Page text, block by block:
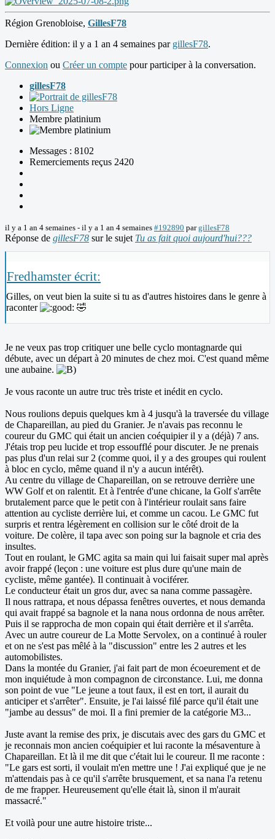
Région Grenobloise, GillesF78
Dernière édition: il y a 1 an 4 semaines par gillesF78.
Connexion ou Créer un compte pour participer à la conversation.
gillesF78
Hors Ligne
Membre platinium
Messages : 8102
Remerciements reçus 2420
il y a 1 an 4 semaines - il y a 1 an 4 semaines #192890 pargillesF78
Réponse de gillesF78 sur le sujet Tu as fait quoi aujourd'hui???
Fredhamster écrit:
Gilles, on veut bien la suite si tu as d'autres histoires dans le genre à
raconter
🤣️
Je ne veux pas trop critiquer une belle cyclo montagnarde qui
débute, avec un départ à 20 minutes de chez moi. C'est quand même
une aubaine.
Je vous raconte un autre truc très triste et inédit en cyclo.
Nous roulions depuis quelques km à 4 jusqu'à la traversée du village
de Chapareillan, au pied du Granier. Je n'avais pas reconnu le
coureur du GMC qui était un ancien coéquipier il y a (déjà) 7 ans.
J'étais trop peu lucide et trop essoufflé pour discuter. Je ne prenais
pas plus d'un relai sur 2 (comme quoi, il y a des groupes qui roulent
à bloc en cyclo, même quand il n'y a aucun intérêt).
Au centre du village de Chapareillan, on se retrouve derrière une
WW Golf et on ralentit. Et à l'entrée d'une chicane, la Golf s'arrête
brutalement parce que le petit con à l'intérieur roulait sans faire
attention au cycliste derrière lui, et comme un cacou. Le GMC fut
surpris et rentra légèrement en collision sur le côté droit de la
voiture. De colère, il tapa avec son poing sur la bagnole et cria des
insultes.
Tout en roulant, le GMC agita sa main qui lui faisait super mal après
avoir frappé (leçon : une voiture est plus dure qu'une main de
cycliste, même gantée). Il continuait à vociférer.
Le conducteur était un gros dur, avec sa nana comme passagère.
Il nous rattrapa, et nous dépassa fenêtres ouvertes, et nous demanda
qui avait frappé sa bagnole et la nana nous ordonna de nous arrêter.
Puis il se rapprocha de mon copain qui était derrière et il s'arrêta.
Avec un autre coureur de La Motte Servolex, on a continué à rouler
et on ne s'est pas mêlé à la "discussion" entre les 2 autres et les
automobilistes.
Dans la montée du Granier, j'ai fait part de mon écoeurement et de
mon inquiétude à mon compagnon de circonstance. Lui, me donna
son point de vue "Le jeune a tout faux, il est en tort, il aurait du
anticiper et s'arrêter". Ensuite, je l'ai laissé filé parce qu'il était une
"jambe au dessus" de moi. Il a fini premier de la catégorie M3...
Juste avant la remise des prix, je discutais avec des gars du GMC et
je reconnais mon ancien coéquipier et lui raconte la mésaventure à
Chapareillan. Et là il me dit que c'était lui le coureur. Il me raconte :
"Le gars est sorti, il voulait m'en mettre une ! J'ai expliqué que je ne
m'attendais pas à ce qu'il s'arrête brusquement, et sa nana l'a retenu
de me frapper. Heureusement qu'elle était là, sinon il m'aurait
massacré."
Et voilà pour une autre histoire triste...